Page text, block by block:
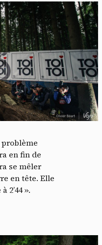
problème
en fin de
se mêler
en tête. Elle
2’44 ».